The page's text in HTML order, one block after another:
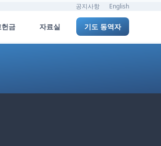
공지사항 English
금 자료실 기도 동역자